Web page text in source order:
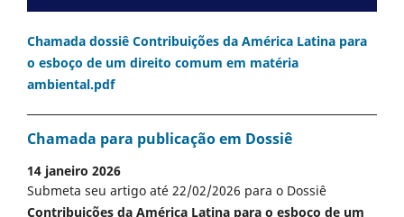
Chamada dossiê Contribuições da América Latina para
o esboço de um direito comum em matéria
ambiental.pdf
Chamada para publicação em Dossiê
14 janeiro 2026
Submeta seu artigo até 22/02/2026 para o Dossiê
Contribuições da América Latina para o esboço de um